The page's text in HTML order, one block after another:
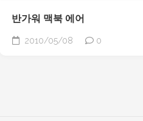
반가워 맥북 에어
2010/05/08 0